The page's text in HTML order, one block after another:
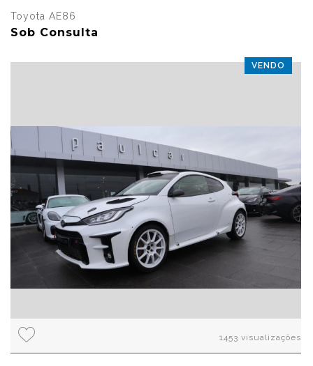
Toyota AE86
Sob Consulta
VENDO
1453 visualizações